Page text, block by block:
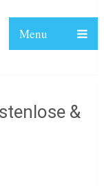
Menu
&